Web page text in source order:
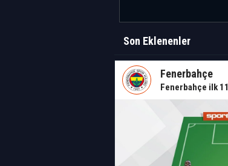
Son Eklenenler
Fenerbahçe
Fenerbahçe ilk 11